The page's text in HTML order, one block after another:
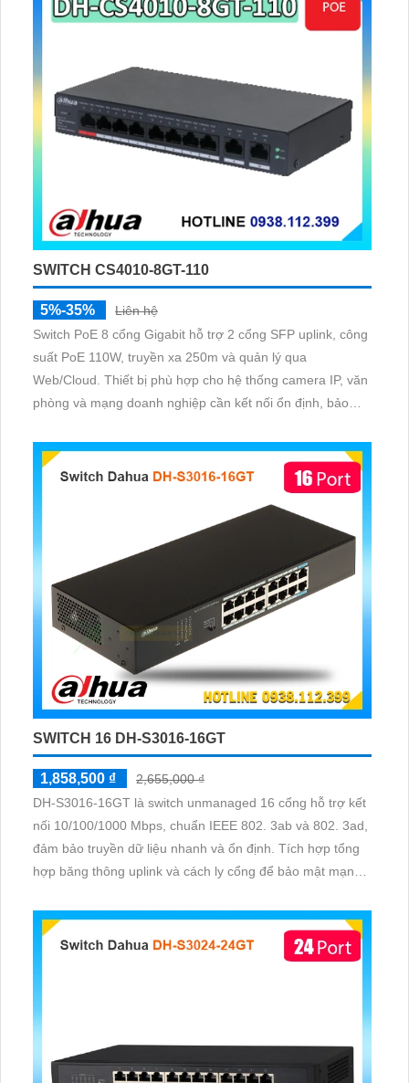
SWITCH CS4010-8GT-110
5%-35%
Liên hệ
Switch PoE 8 cổng Gigabit hỗ trợ 2 cổng SFP uplink, công
suất PoE 110W, truyền xa 250m và quản lý qua
Web/Cloud. Thiết bị phù hợp cho hệ thống camera IP, văn
phòng và mạng doanh nghiệp cần kết nối ổn định, bảo
SWITCH 16 DH-S3016-16GT
1,858,500 ₫
2,655,000 ₫
DH-S3016-16GT là switch unmanaged 16 cổng hỗ trợ kết
nối 10/100/1000 Mbps, chuẩn IEEE 802. 3ab và 802. 3ad,
đảm bảo truyền dữ liệu nhanh và ổn định. Tích hợp tổng
hợp băng thông uplink và cách ly cổng để bảo mật mạng,
16K